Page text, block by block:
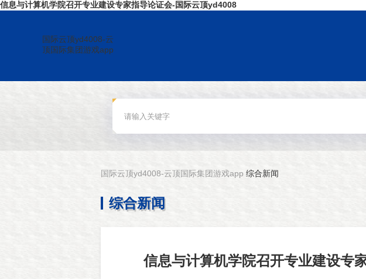
信息与计算机学院召开专业建设专家指导论证会-国际云顶yd4008
国际云顶yd4008-云
顶国际集团游戏app
国际云顶yd4008-云顶国际集团游戏app 综合新闻
综合新闻
信息与计算机学院召开专业建设专